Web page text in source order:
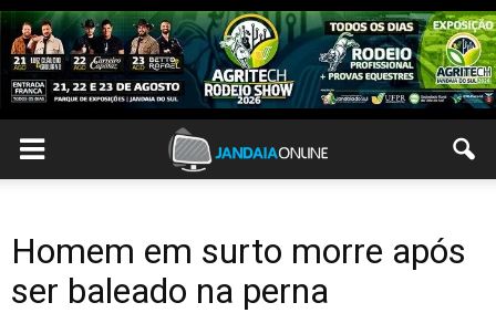
Homem em surto morre após
ser baleado na perna